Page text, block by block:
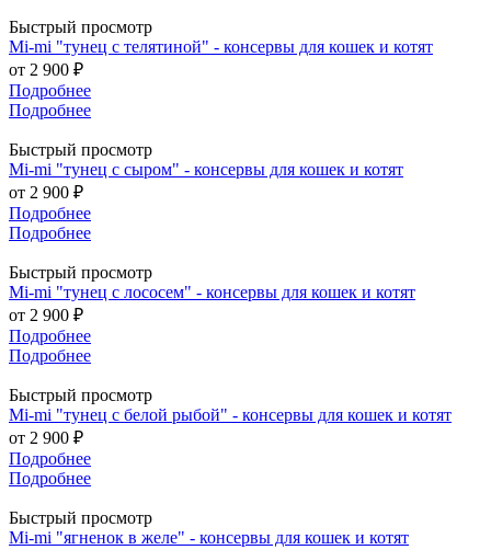
Быстрый просмотр
Mi-mi "тунец с телятиной" - консервы для кошек и котят
от 2 900 ₽
Подробнее
Подробнее
Быстрый просмотр
Mi-mi "тунец с сыром" - консервы для кошек и котят
от 2 900 ₽
Подробнее
Подробнее
Быстрый просмотр
Mi-mi "тунец с лососем" - консервы для кошек и котят
от 2 900 ₽
Подробнее
Подробнее
Быстрый просмотр
Mi-mi "тунец с белой рыбой" - консервы для кошек и котят
от 2 900 ₽
Подробнее
Подробнее
Быстрый просмотр
Mi-mi "ягненок в желе" - консервы для кошек и котят